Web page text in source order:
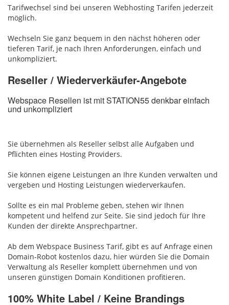
Tarifwechsel sind bei unseren Webhosting Tarifen jederzeit
möglich.
Wechseln Sie ganz bequem in den nächst höheren oder
tieferen Tarif, je nach Ihren Anforderungen, einfach und
unkompliziert.
Reseller / Wiederverkäufer-Angebote
Webspace Resellen ist mit STATION55 denkbar einfach
und unkompliziert
Sie übernehmen als Reseller selbst alle Aufgaben und
Pflichten eines Hosting Providers.
Sie können eigene Leistungen an Ihre Kunden verwalten und
vergeben und Hosting Leistungen wiederverkaufen.
Sollte es ein mal Probleme geben, stehen wir Ihnen
kompetent und helfend zur Seite. Sie sind jedoch für Ihre
Kunden der direkte Ansprechpartner.
Ab dem Webspace Business Tarif, gibt es auf Anfrage einen
Domain-Robot kostenlos dazu, hier würden Sie die Domain
Verwaltung als Reseller komplett übernehmen und von
unseren günstigen Domain Konditionen profitieren.
100% White Label / Keine Brandings